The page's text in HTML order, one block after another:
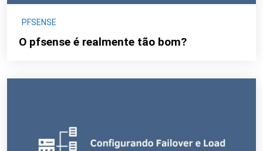
PFSENSE
O pfsense é realmente tão bom?